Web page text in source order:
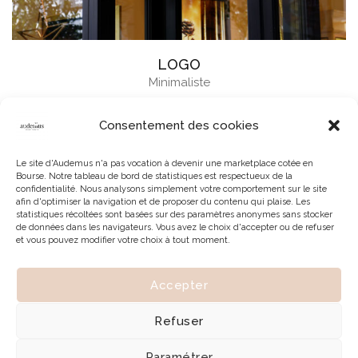
Consentement des cookies
Le site d'Audemus n'a pas vocation à devenir une marketplace cotée en
Bourse. Notre tableau de bord de statistiques est respectueux de la
confidentialité. Nous analysons simplement votre comportement sur le site
afin d'optimiser la navigation et de proposer du contenu qui plaise. Les
statistiques récoltées sont basées sur des paramètres anonymes sans stocker
de données dans les navigateurs. Vous avez le choix d'accepter ou de refuser
et vous pouvez modifier votre choix à tout moment.
Accepter
Refuser
LOGO
Minimaliste
© 2026 | Tous droits réservés à Audemus